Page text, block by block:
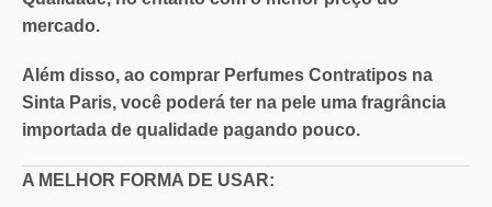
mercado.
Além disso, ao comprar Perfumes Contratipos na
Sinta Paris, você poderá ter na pele uma fragrância
importada de qualidade pagando pouco.
A MELHOR FORMA DE USAR: